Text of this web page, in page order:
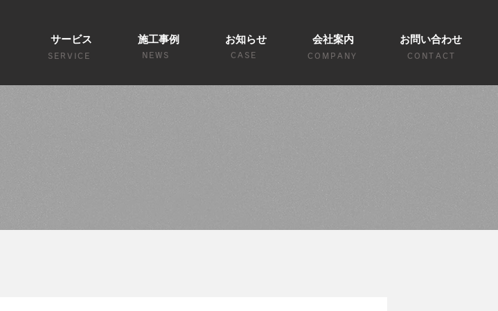
サービス 施工事例 お知らせ 会社案内 お問い合わせ
SERVICE NEWS CASE COMPANY CONTACT